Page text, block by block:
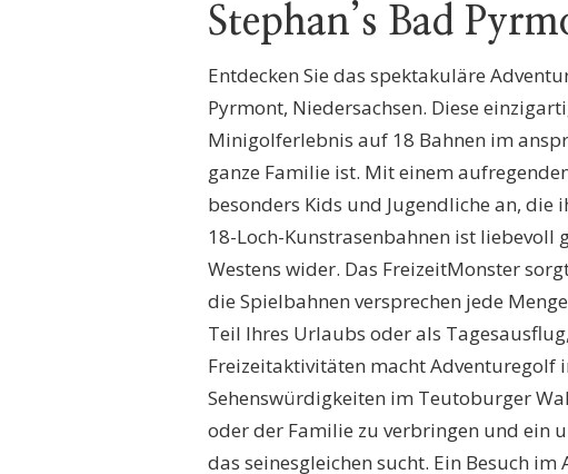
Stephan’s Bad
Entdecken Sie das spektakuläre
Pyrmont, Niedersachsen. Diese
Minigolferlebnis auf 18 Bahnen im
ganze Familie ist. Mit einem
besonders Kids und Jugendliche an, die
18-Loch-Kunstrasenbahnen ist
Westens wider. Das FreizeitMonster
die Spielbahnen versprechen jede
Teil Ihres Urlaubs oder als
Freizeitaktivitäten macht Adventuregolf
Sehenswürdigkeiten im Teutoburger
oder der Familie zu verbringen und ein
das seinesgleichen sucht. Ein Besuch